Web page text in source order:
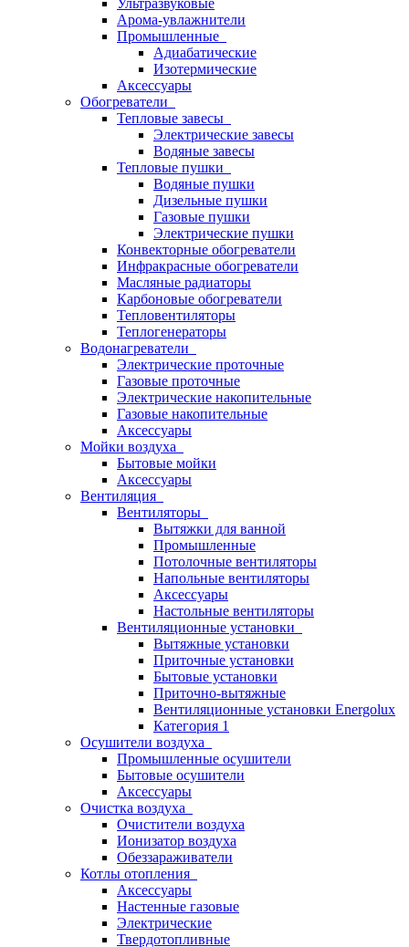
Ультразвуковые
Арома-увлажнители
Промышленныe
Адиабатические
Изотермические
Аксессуары
Обогреватели
Тепловые завесы
Электрические завесы
Водяные завесы
Тепловые пушки
Водяные пушки
Дизельные пушки
Газовые пушки
Электрические пушки
Конвекторные обогреватели
Инфракрасные обогреватели
Масляные радиаторы
Карбоновые обогреватели
Тепловентиляторы
Теплогенераторы
Водонагреватели
Электрические проточные
Газовые проточные
Электрические накопительные
Газовые накопительные
Аксессуары
Мойки воздуха
Бытовые мойки
Аксессуары
Вентиляция
Вентиляторы
Вытяжки для ванной
Промышленные
Потолочные вентиляторы
Напольные вентиляторы
Аксессуары
Настольные вентиляторы
Вентиляционные установки
Вытяжные установки
Приточные установки
Бытовые установки
Приточно-вытяжные
Вентиляционные установки Energolux
Категория 1
Осушители воздуха
Промышленные осушители
Бытовые осушители
Аксессуары
Очистка воздуха
Очистители воздуха
Ионизатор воздуха
Обеззараживатели
Котлы отопления
Аксессуары
Настенные газовые
Электрические
Твердотопливные